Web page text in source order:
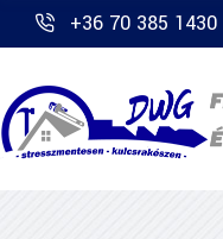
+36 70 385 1430